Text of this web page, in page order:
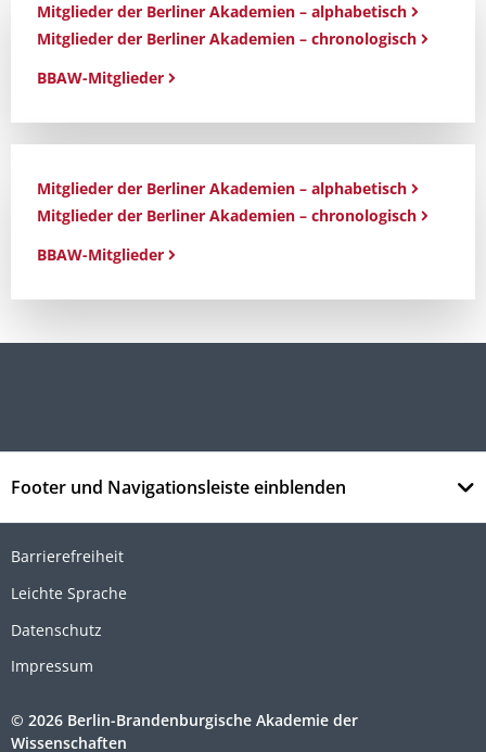
Mitglieder der Berliner Akademien – alphabetisch
Mitglieder der Berliner Akademien – chronologisch
BBAW-Mitglieder
Mitglieder der Berliner Akademien – alphabetisch
Mitglieder der Berliner Akademien – chronologisch
BBAW-Mitglieder
Footer und Navigationsleiste einblenden
Barrierefreiheit
Leichte Sprache
Datenschutz
Impressum
© 2026 Berlin-Brandenburgische Akademie der
Wissenschaften